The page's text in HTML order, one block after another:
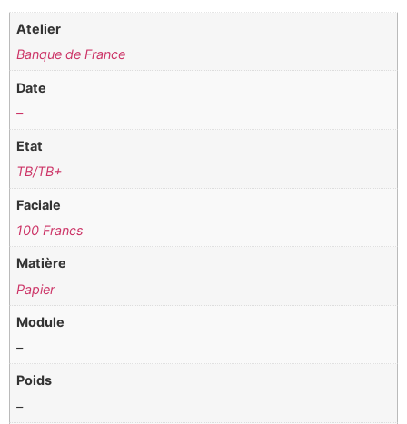
Atelier
Banque de France
Date
–
Etat
TB/TB+
Faciale
100 Francs
Matière
Papier
Module
–
Poids
–